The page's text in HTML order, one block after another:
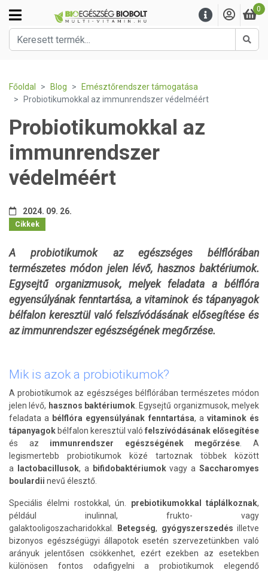
0
Főoldal Blog
Emésztőrendszer támogatása
Probiotikumokkal az immunrendszer védelméért
Probiotikumokkal az
immunrendszer
védelméért
2024. 09. 26.
Cikkek
A probiotikumok az egészséges bélflórában
természetes módon jelen lévő, hasznos baktériumok.
Egysejtű organizmusok, melyek feladata a bélflóra
egyensúlyának fenntartása, a vitaminok és tápanyagok
bélfalon keresztül való felszívódásának elősegítése és
az immunrendszer egészségének megőrzése.
Mik is azok a probiotikumok?
A probiotikumok az egészséges bélflórában természetes módon
jelen lévő, hasznos baktériumok . Egysejtű organizmusok, melyek
feladata a bélflóra egyensúlyának fenntartása, a vitaminok és
tápanyagok bélfalon keresztül való felszívódásának elősegítése
és az immunrendszer egészségének megőrzése . A
legismertebb probiotikumok közé tartoznak többek között
a
lactobacillusok, a bifidobaktériumokvagy aSaccharomyes
boulardii nevű élesztő.
Speciális élelmi rostokkal, ún. prebiotikumokkal táplálkoznak,
például inulinnal, frukto- vagy
galaktooligoszacharidokkal.
Betegség, gyógyszerszedésilletve
bizonyos egészségügyi állapotok esetén szervezetünkben való
arányuk jelentősen csökkenhet, ezért ezekben az esetekben
különösen fontos odafigyelni a probiotikumok elegendő